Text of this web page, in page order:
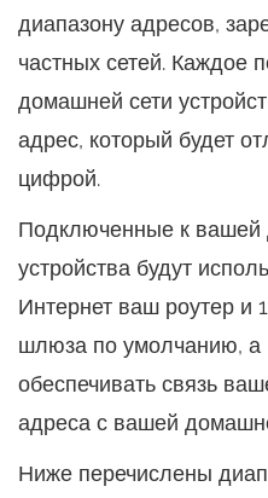
диапазону адресов,
частных сетей. Каждое
домашней сети
адрес, который будет
цифрой.
Подключенные к вашей
устройства будут
Интернет ваш роутер и
шлюза по умолчанию, а
обеспечивать связь
адреса с вашей
Ниже перечислены